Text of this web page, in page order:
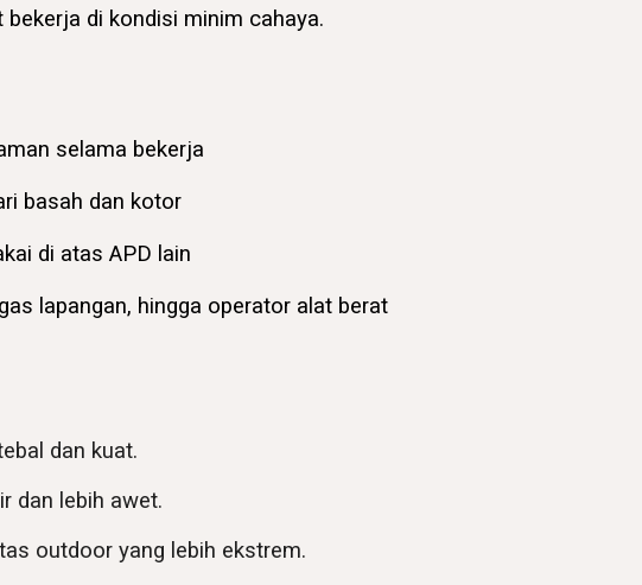
di kondisi minim cahaya.
selama bekerja
basah dan kotor
di atas APD lain
lapangan, hingga operator alat berat
dan kuat.
dan lebih awet.
outdoor yang lebih ekstrem.